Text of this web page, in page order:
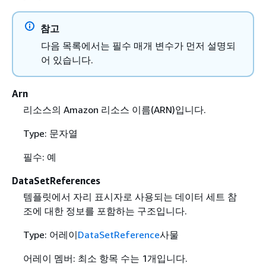
참고
다음 목록에서는 필수 매개 변수가 먼저 설명되
어 있습니다.
Arn
리소스의 Amazon 리소스 이름(ARN)입니다.
Type: 문자열
필수: 예
DataSetReferences
템플릿에서 자리 표시자로 사용되는 데이터 세트 참
조에 대한 정보를 포함하는 구조입니다.
Type: 어레이DataSetReference사물
어레이 멤버: 최소 항목 수는 1개입니다.